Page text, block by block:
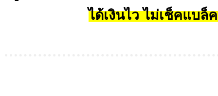
ได้เงินไว ไม่เช็คแบล็